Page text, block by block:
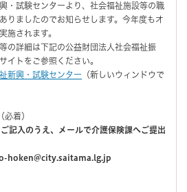
・試験センターより、社会福祉施設等の職
りましたのでお知らせします。今年度もオ
施されます。
の詳細は下記の公益財団法人社会福祉振
イトをご参照ください。
新興・試験センター （新しいウィンドウで
着）
記入のうえ、メールで介護保険課へご提出
hoken@city.saitama.lg.jp